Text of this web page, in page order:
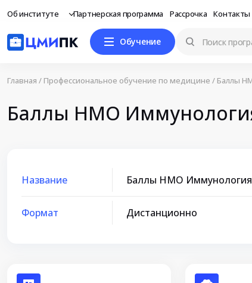
Об институте Партнерская программа Рассрочка Контакты
Обучение
Главная / Профессиональное обучение по медицине / Баллы
Баллы НМО
Название Баллы НМО Иммунология
Формат Дистанционно